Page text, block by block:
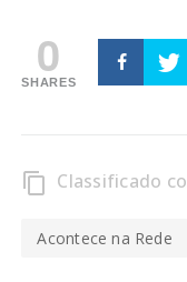
0
SHARES
content_copy Classificado
Acontece na Rede